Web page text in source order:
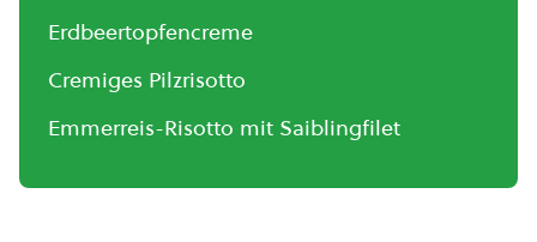
Erdbeertopfencreme
Cremiges Pilzrisotto
Emmerreis-Risotto mit Saiblingfilet